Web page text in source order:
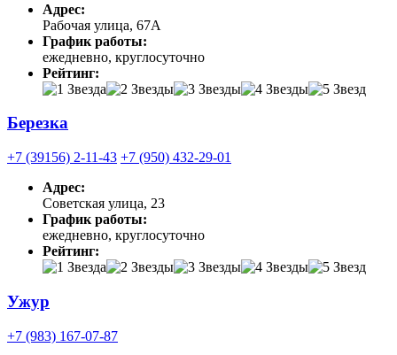
Адрес:
Рабочая улица, 67А
График работы:
ежедневно, круглосуточно
Рейтинг:
Березка
+7 (39156) 2-11-43 +7 (950) 432-29-01
Адрес:
Советская улица, 23
График работы:
ежедневно, круглосуточно
Рейтинг:
Ужур
+7 (983) 167-07-87